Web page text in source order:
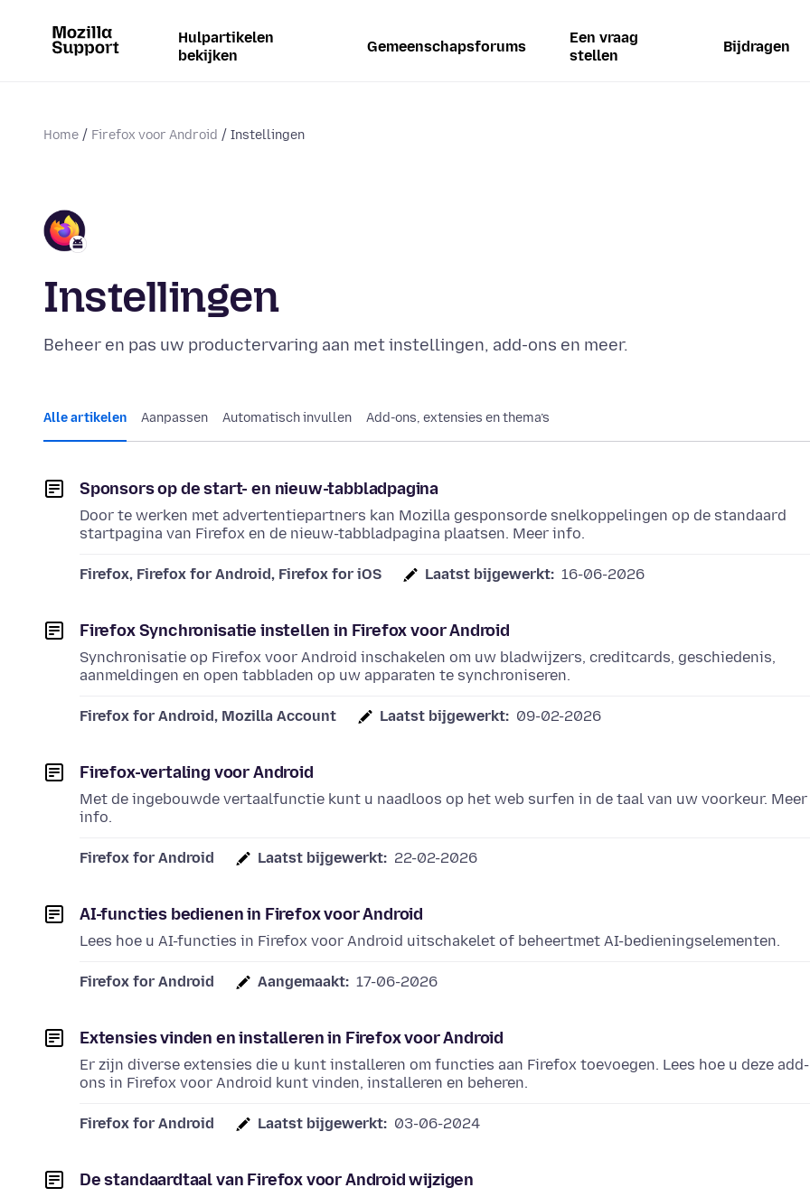
Hulpartikelen
bekijken
Gemeenschapsforums
Een vraag
stellen
Bijdragen
Home Firefox voor Android Instellingen
Instellingen
Beheer en pas uw productervaring aan met instellingen, add-ons en meer.
Alle artikelen Aanpassen Automatisch invullen Add-ons, extensies en thema’s
Sponsors op de start- en nieuw-tabbladpagina
Door te werken met advertentiepartners kan Mozilla gesponsorde snelkoppelingen op de standaard
startpagina van Firefox en de nieuw-tabbladpagina plaatsen. Meer info.
Firefox, Firefox for Android, Firefox for iOS Laatst bijgewerkt: 16-06-2026
Firefox Synchronisatie instellen in Firefox voor Android
Synchronisatie op Firefox voor Android inschakelen om uw bladwijzers, creditcards, geschiedenis,
aanmeldingen en open tabbladen op uw apparaten te synchroniseren.
Firefox for Android, Mozilla Account Laatst bijgewerkt: 09-02-2026
Firefox-vertaling voor Android
Met de ingebouwde vertaalfunctie kunt u naadloos op het web surfen in de taal van uw voorkeur. Meer
info.
Firefox for Android Laatst bijgewerkt: 22-02-2026
AI-functies bedienen in Firefox voor Android
Lees hoe u AI-functies in Firefox voor Android uitschakelet of beheertmet AI-bedieningselementen.
Firefox for Android Aangemaakt: 17-06-2026
Extensies vinden en installeren in Firefox voor Android
Er zijn diverse extensies die u kunt installeren om functies aan Firefox toevoegen. Lees hoe u deze add-
ons in Firefox voor Android kunt vinden, installeren en beheren.
Firefox for Android Laatst bijgewerkt: 03-06-2024
De standaardtaal van Firefox voor Android wijzigen